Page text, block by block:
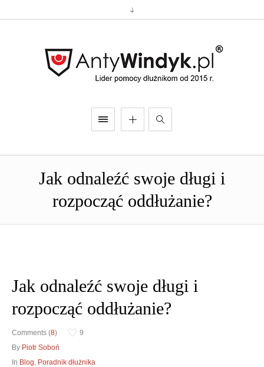
Reprezentacja procesowa
Jak odnaleźć swoje długi i
rozpocząć oddłużanie?
Jak odnaleźć swoje długi i
rozpocząć oddłużanie?
Comments (8)
9
By Piotr Soboń
In Blog, Poradnik dłużnika